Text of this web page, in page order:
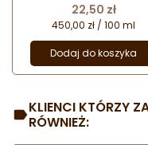
Cena
22,50 zł
450,00 zł / 100 ml
Dodaj do koszyka
KLIENCI KTÓRZY
RÓWNIEŻ: